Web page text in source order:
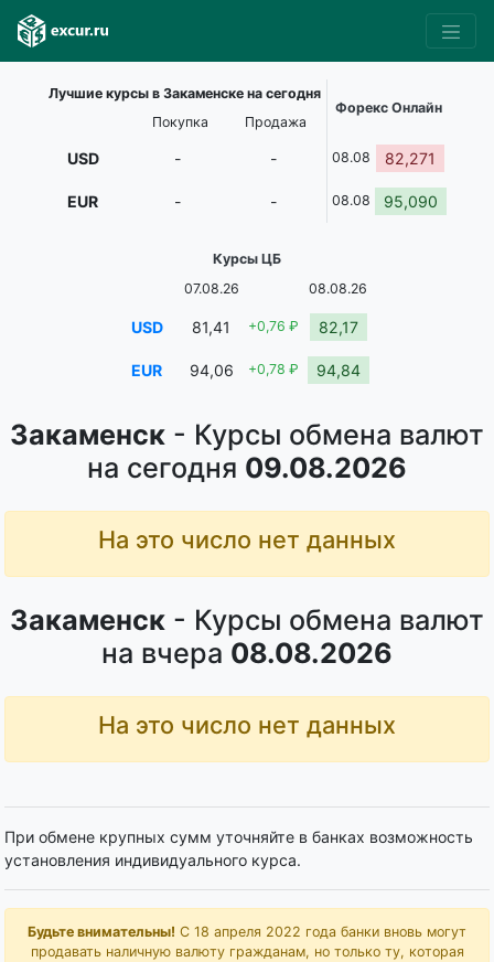
Закаменск - Курсы обмена валют
на сегодня 09.08.2026
На это число нет данных
Закаменск - Курсы обмена валют
на вчера 08.08.2026
На это число нет данных
При обмене крупных сумм уточняйте в банках возможность
установления индивидуального курса.
Будьте внимательны! С 18 апреля 2022 года банки вновь могут
продавать наличную валюту гражданам, но только ту, которая
Лучшие курсы в Закаменске на сегодня
Форекс Онлайн
Покупка
Продажа
USD - - 08.08 82,271
EUR - - 08.08 95,090
Курсы ЦБ
07.08.26
08.08.26
USD 81,41 +0,76 ₽ 82,17
EUR 94,06 +0,78 ₽ 94,84